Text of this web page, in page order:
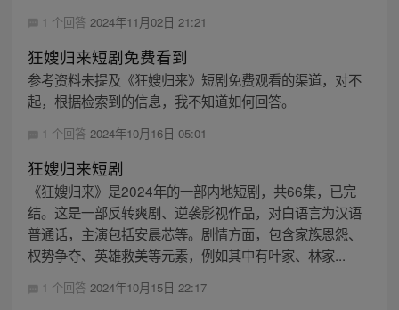
1 个回答 2024年11月02日 21:21
狂嫂归来短剧免费看到
参考资料未提及《狂嫂归来》短剧免费观看的渠道，对不
起，根据检索到的信息，我不知道如何回答。
1 个回答 2024年10月16日 05:01
狂嫂归来短剧
《狂嫂归来》是2024年的一部内地短剧，共66集，已完
结。这是一部反转爽剧、逆袭影视作品，对白语言为汉语
普通话，主演包括安晨芯等。剧情方面，包含家族恩怨、
权势争夺、英雄救美等元素，例如其中有叶家、林家...
1 个回答 2024年10月15日 22:17